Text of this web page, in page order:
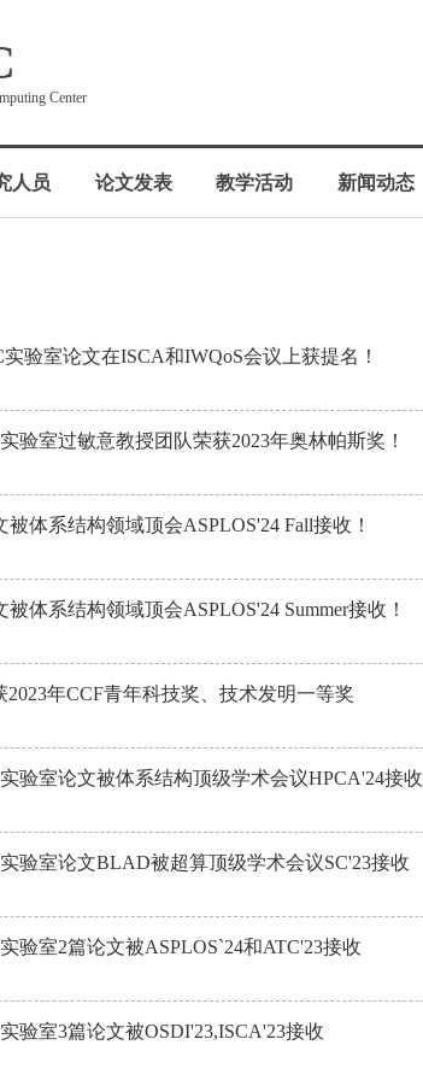
Center
人员 论文发表 教学活动 新闻动态
实验室论文在ISCA和IWQoS会议上获提名！
验室过敏意教授团队荣获2023年奥林帕斯奖！
被体系结构领域顶会ASPLOS'24 Fall接收！
体系结构领域顶会ASPLOS'24 Summer接收！
2023年CCF青年科技奖、技术发明一等奖
实验室论文被体系结构顶级学术会议HPCA'24接收
实验室论文BLAD被超算顶级学术会议SC'23接收
验室2篇论文被ASPLOS`24和ATC'23接收
验室3篇论文被OSDI'23,ISCA'23接收